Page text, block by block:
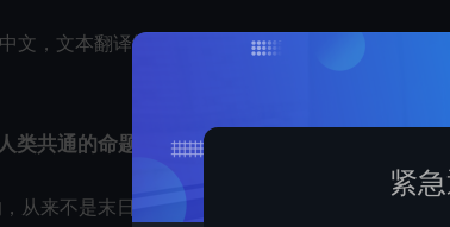
文，文本翻译细腻流畅，精准还原日文原版的温柔
类共通的命题
从来不是末日设定，而是**对“遗憾”的极致刻画**。
紧